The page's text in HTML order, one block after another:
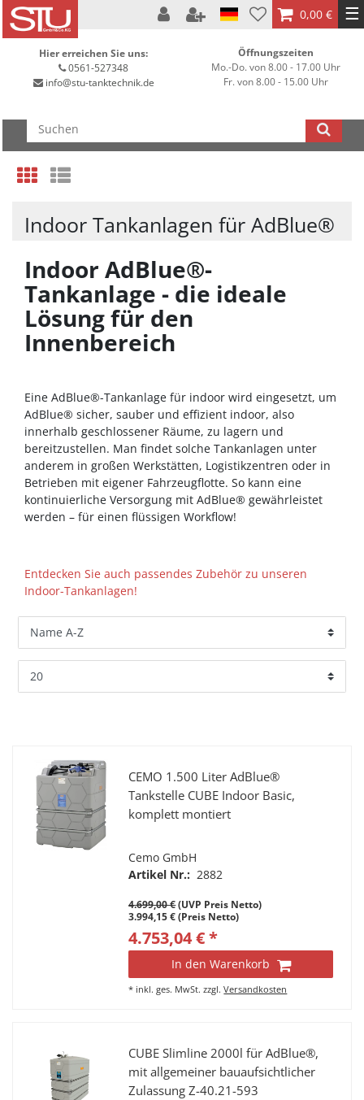
0,00 € ☰
Hier erreichen Sie uns:
0561-527348
info@stu-tanktechnik.de
Öffnungszeiten
Mo.-Do. von 8.00 - 17.00 Uhr
Fr. von 8.00 - 15.00 Uhr
Indoor Tankanlagen für AdBlue®
Indoor AdBlue®-
Tankanlage - die ideale
Lösung für den
Innenbereich
Eine AdBlue®-Tankanlage für indoor wird eingesetzt, um
AdBlue® sicher, sauber und effizient indoor, also
innerhalb geschlossener Räume, zu lagern und
bereitzustellen. Man findet solche Tankanlagen unter
anderem in großen Werkstätten, Logistikzentren oder in
Betrieben mit eigener Fahrzeugflotte. So kann eine
kontinuierliche Versorgung mit AdBlue® gewährleistet
werden – für einen flüssigen Workflow!
Entdecken Sie auch passendes Zubehör zu unseren
Indoor-Tankanlagen!
CEMO 1.500 Liter AdBlue®
Tankstelle CUBE Indoor Basic,
komplett montiert
Cemo GmbH
Artikel Nr.: 2882
4.699,00 €(UVP Preis Netto)
3.994,15 € (Preis Netto)
4.753,04 € *
In den Warenkorb
* inkl. ges. MwSt. zzgl.Versandkosten
CUBE Slimline 2000l für AdBlue®,
mit allgemeiner bauaufsichtlicher
Zulassung Z-40.21-593